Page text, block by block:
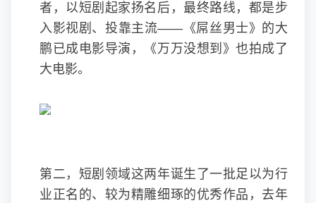
者，以短剧起家扬名后，最终路线，都是步
入影视剧、投靠主流——《屌丝男士》的大
鹏已成电影导演，《万万没想到》也拍成了
大电影。
第二，短剧领域这两年诞生了一批足以为行
业正名的、较为精雕细琢的优秀作品，去年